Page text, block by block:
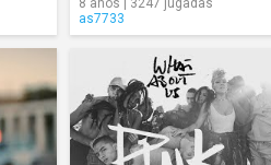
8 años | 3247 jugadas
as7733